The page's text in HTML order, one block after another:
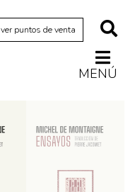
ver puntos de venta
MENÚ